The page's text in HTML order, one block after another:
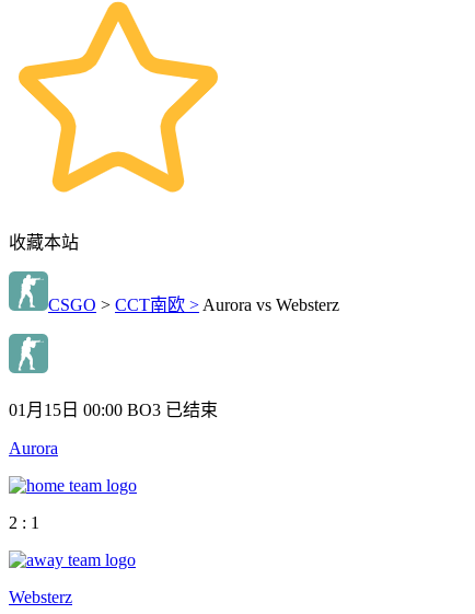
收藏本站
CSGO > CCT南欧 > Aurora vs Websterz
01月15日 00:00 BO3 已结束
Aurora
2 : 1
Websterz